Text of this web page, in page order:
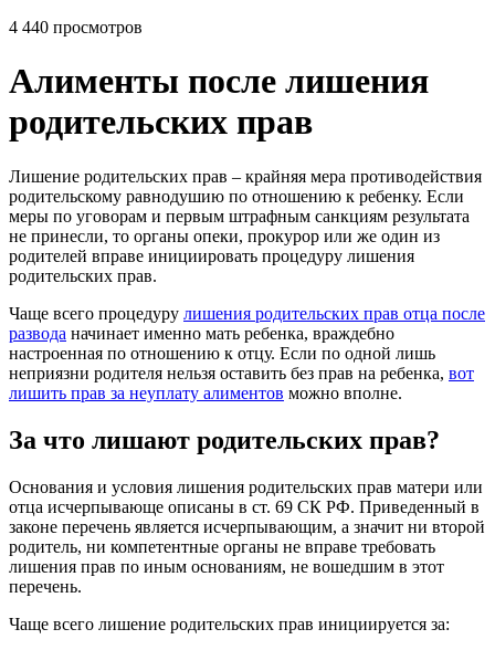
4 440 просмотров
Алименты после лишения
родительских прав
Лишение родительских прав – крайняя мера противодействия
родительскому равнодушию по отношению к ребенку. Если
меры по уговорам и первым штрафным санкциям результата
не принесли, то органы опеки, прокурор или же один из
родителей вправе инициировать процедуру лишения
родительских прав.
Чаще всего процедуру лишения родительских прав отца после
развода начинает именно мать ребенка, враждебно
настроенная по отношению к отцу. Если по одной лишь
неприязни родителя нельзя оставить без прав на ребенка, вот
лишить прав за неуплату алиментов можно вполне.
За что лишают родительских прав?
Основания и условия лишения родительских прав матери или
отца исчерпывающе описаны в ст. 69 СК РФ. Приведенный в
законе перечень является исчерпывающим, а значит ни второй
родитель, ни компетентные органы не вправе требовать
лишения прав по иным основаниям, не вошедшим в этот
перечень.
Чаще всего лишение родительских прав инициируется за: